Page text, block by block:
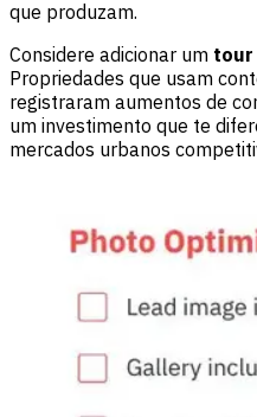
que produzam.
Considere adicionar um tour
Propriedades que usam
registraram aumentos de
um investimento que te
mercados urbanos